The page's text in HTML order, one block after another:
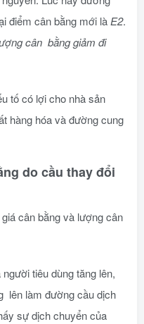
điểm cân bằng mới làE2.
cân bằng giảm đi
tố có lợi cho nhà sản
hàng hóa và đường cung
do cầu thay đổi
cân bằng và lượng cân
tiêu dùng tăng lên,
lên làm đường cầu dịch
sự dịch chuyển của